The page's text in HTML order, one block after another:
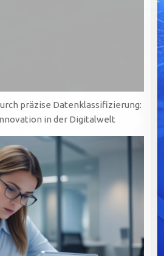
präzise Datenklassifizierung:
in der Digitalwelt